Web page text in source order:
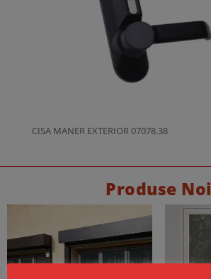
CISA MANER EXTERIOR 07078.38
Produse Noi